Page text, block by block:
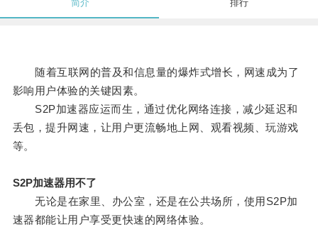
简介 排行
随着互联网的普及和信息量的爆炸式增长，网速成为了
影响用户体验的关键因素。
S2P加速器应运而生，通过优化网络连接，减少延迟和
丢包，提升网速，让用户更流畅地上网、观看视频、玩游戏
等。
S2P加速器用不了
无论是在家里、办公室，还是在公共场所，使用S2P加
速器都能让用户享受更快速的网络体验。